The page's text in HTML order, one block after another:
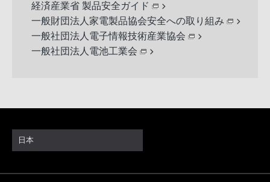
経済産業省 製品安全ガイド
一般財団法人家電製品協会安全への取り組み
一般社団法人電子情報技術産業協会
一般社団法人電池工業会
日本